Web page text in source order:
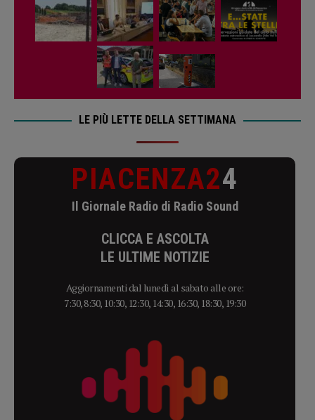
LE PIÙ LETTE DELLA SETTIMANA
PIACENZA24
Il Giornale Radio di Radio Sound
CLICCA E ASCOLTA
LE ULTIME NOTIZIE
Aggiornamenti dal lunedì al sabato alle ore:
7:30, 8:30, 10:30, 12:30, 14:30, 16:30, 18:30, 19:30